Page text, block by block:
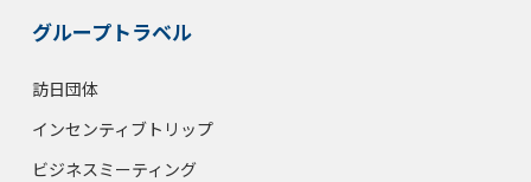
グループトラベル
訪日団体
インセンティブトリップ
ビジネスミーティング